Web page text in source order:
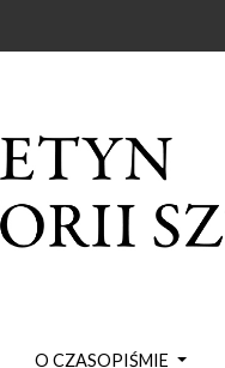
O CZASOPIŚMIE